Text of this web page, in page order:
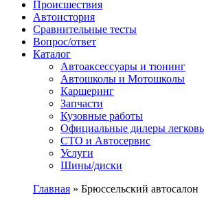
Происшествия
Автоистория
Сравнительные тесты
Вопрос/ответ
Каталог
Автоакcессуары и тюнинг
Автошколы и Мотошколы
Каршеринг
Запчасти
Кузовные работы
Официальные дилеры
СТО и Автосервис
Услуги
Шины/диски
Главная » Брюссельский автосалон